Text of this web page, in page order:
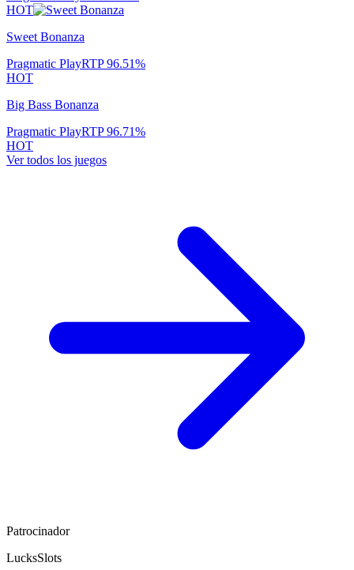
HOT
Sweet Bonanza
Pragmatic PlayRTP96.51%
HOT
Big Bass Bonanza
Pragmatic PlayRTP96.71%
HOT
Ver todos los juegos
Patrocinador
LucksSlots